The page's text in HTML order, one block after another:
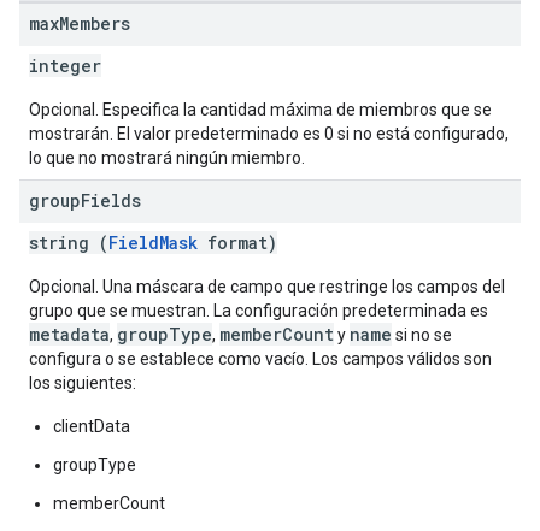
maxMembers
integer
Opcional. Especifica la cantidad máxima de miembros que se
mostrarán. El valor predeterminado es 0 si no está configurado,
lo que no mostrará ningún miembro.
groupFields
string (FieldMask format)
Opcional. Una máscara de campo que restringe los campos del
grupo que se muestran. La configuración predeterminada es
metadata, groupType, memberCounty name si no se
configura o se establece como vacío. Los campos válidos son
los siguientes:
clientData
groupType
memberCount